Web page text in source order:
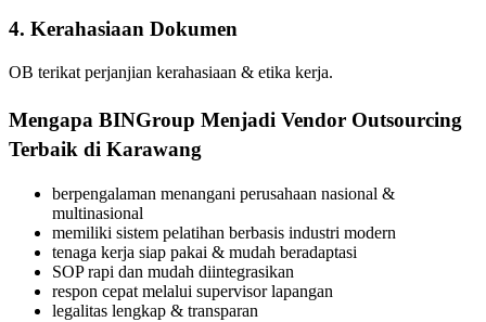
4. Kerahasiaan Dokumen
OB terikat perjanjian kerahasiaan & etika kerja.
Mengapa BINGroup Menjadi Vendor Outsourcing
Terbaik di Karawang
berpengalaman menangani perusahaan nasional &
multinasional
memiliki sistem pelatihan berbasis industri modern
tenaga kerja siap pakai & mudah beradaptasi
SOP rapi dan mudah diintegrasikan
respon cepat melalui supervisor lapangan
legalitas lengkap & transparan